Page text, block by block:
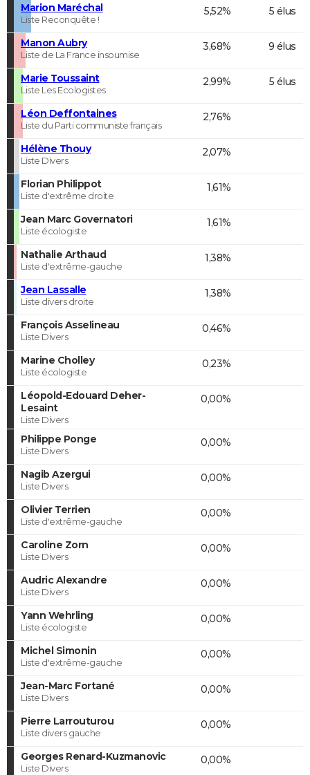
Marion Maréchal
Liste Reconquête !
5,52% 5 élus
Manon Aubry
Liste de La France insoumise
3,68% 9 élus
Marie Toussaint
Liste Les Ecologistes
2,99% 5 élus
Léon Deffontaines
Liste du Parti communiste français
2,76%
Hélène Thouy
Liste Divers
2,07%
Florian Philippot
Liste d'extrême droite
1,61%
Jean Marc Governatori
Liste écologiste
1,61%
Nathalie Arthaud
Liste d'extrême-gauche
1,38%
Jean Lassalle
Liste divers droite
1,38%
François Asselineau
Liste Divers
0,46%
Marine Cholley
Liste écologiste
0,23%
Léopold-Edouard Deher-
Lesaint
Liste Divers
0,00%
Philippe Ponge
Liste Divers
0,00%
Nagib Azergui
Liste Divers
0,00%
Olivier Terrien
Liste d'extrême-gauche
0,00%
Caroline Zorn
Liste Divers
0,00%
Audric Alexandre
Liste Divers
0,00%
Yann Wehrling
Liste écologiste
0,00%
Michel Simonin
Liste d'extrême-gauche
0,00%
Jean-Marc Fortané
Liste Divers
0,00%
Pierre Larrouturou
Liste divers gauche
0,00%
Georges Renard-Kuzmanovic
Liste Divers
0,00%